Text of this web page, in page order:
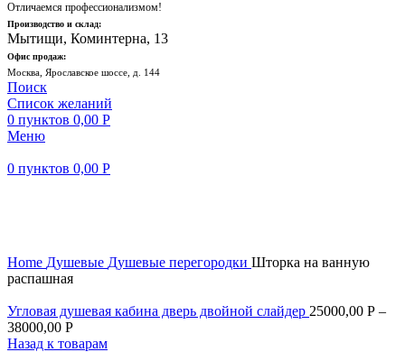
Отличаемся профессионализмом!
Производство и склад:
Мытищи, Коминтерна, 13
Офис продаж:
Москва, Ярославское шоссе, д. 144
Поиск
Список желаний
0 пунктов 0,00 Р
Меню
0 пунктов 0,00 Р
Home Душевые Душевые перегородки Шторка на ванную
распашная
Угловая душевая кабина дверь двойной слайдер 25000,00 Р –
38000,00 Р
Назад к товарам